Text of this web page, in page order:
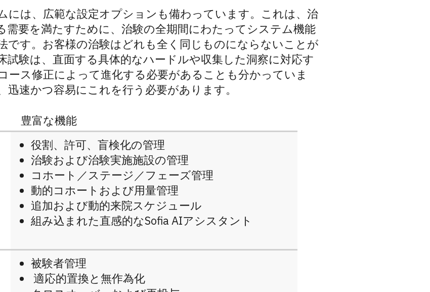
には、広範な設定オプションも備わっています。これは、治
需要を満たすために、治験の全期間にわたってシステム機能
です。お客様の治験はどれも全く同じものにならないことが
試験は、直面する具体的なハードルや収集した洞察に対応す
ース修正によって進化する必要があることも分かっていま
速かつ容易にこれを行う必要があります。
豊富な機能
役割、許可、盲検化の管理
治験および治験実施施設の管理
コホート／ステージ／フェーズ管理
動的コホートおよび用量管理
追加および動的来院スケジュール
組み込まれた直感的なSofia AIアシスタント
被験者管理
適応的置換と無作為化